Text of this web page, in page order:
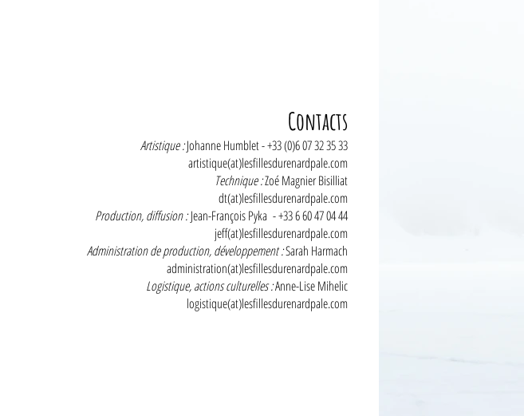
Contacts
Artistique :Johanne Humblet - +33 (0)6 07 32 35 33
artistique(at)lesfillesdurenardpale.com
Technique :Zoé Magnier Bisilliat
dt(at)lesfillesdurenardpale.com
Production, diffusion :Jean-François Pyka - +33 6 60 47 04 44
jeff(at)lesfillesdurenardpale.com
Administration de production, développement :Sarah Harmach
administration(at)lesfillesdurenardpale.com
Logistique, actions culturelles :Anne-Lise Mihelic
logistique(at)lesfillesdurenardpale.com